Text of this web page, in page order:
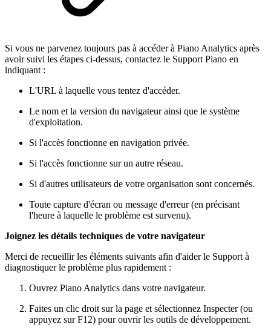
Si vous ne parvenez toujours pas à accéder à Piano Analytics après
avoir suivi les étapes ci-dessus, contactez le Support Piano en
indiquant :
L'URL à laquelle vous tentez d'accéder.
Le nom et la version du navigateur ainsi que le système
d'exploitation.
Si l'accès fonctionne en navigation privée.
Si l'accès fonctionne sur un autre réseau.
Si d'autres utilisateurs de votre organisation sont concernés.
Toute capture d'écran ou message d'erreur (en précisant
l'heure à laquelle le problème est survenu).
Joignez les détails techniques de votre navigateur
Merci de recueillir les éléments suivants afin d'aider le Support à
diagnostiquer le problème plus rapidement :
Ouvrez Piano Analytics dans votre navigateur.
Faites un clic droit sur la page et sélectionnez Inspecter (ou
appuyez sur F12) pour ouvrir les outils de développement.